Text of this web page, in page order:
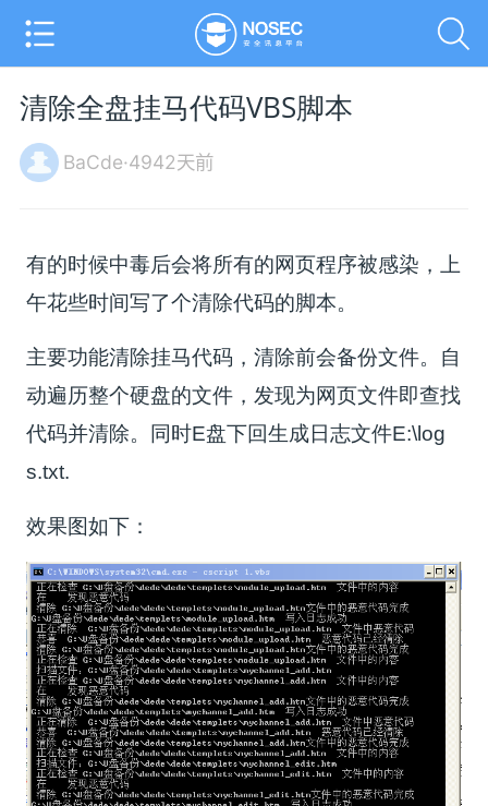
清除全盘挂马代码VBS脚本
BaCde·4942天前
有的时候中毒后会将所有的网页程序被感染，上
午花些时间写了个清除代码的脚本。
主要功能清除挂马代码，清除前会备份文件。自
动遍历整个硬盘的文件，发现为网页文件即查找
代码并清除。同时E盘下回生成日志文件E:\log
s.txt.
效果图如下：